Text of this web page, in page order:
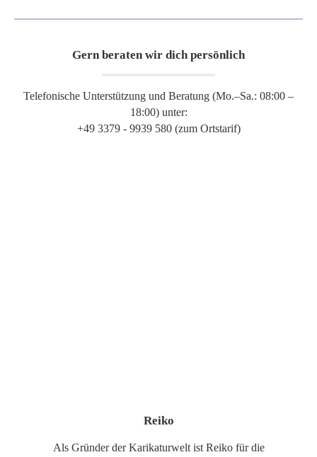
Gern beraten wir dich persönlich
Telefonische Unterstützung und Beratung (Mo.–Sa.: 08:00 –
18:00) unter:
+49 3379 - 9939 580 (zum Ortstarif)
Reiko
Als Gründer der Karikaturwelt ist Reiko für die